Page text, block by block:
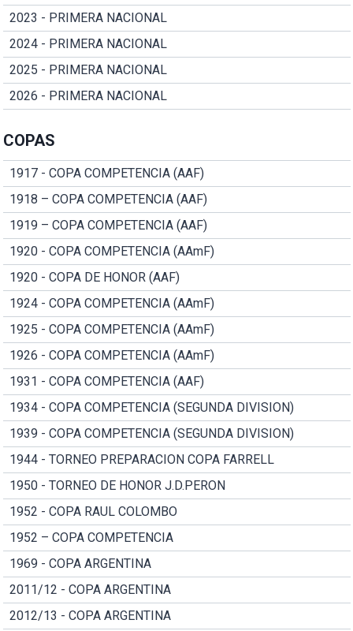
2023 - PRIMERA NACIONAL
2024 - PRIMERA NACIONAL
2025 - PRIMERA NACIONAL
2026 - PRIMERA NACIONAL
COPAS
1917 - COPA COMPETENCIA (AAF)
1918 – COPA COMPETENCIA (AAF)
1919 – COPA COMPETENCIA (AAF)
1920 - COPA COMPETENCIA (AAmF)
1920 - COPA DE HONOR (AAF)
1924 - COPA COMPETENCIA (AAmF)
1925 - COPA COMPETENCIA (AAmF)
1926 - COPA COMPETENCIA (AAmF)
1931 - COPA COMPETENCIA (AAF)
1934 - COPA COMPETENCIA (SEGUNDA DIVISION)
1939 - COPA COMPETENCIA (SEGUNDA DIVISION)
1944 - TORNEO PREPARACION COPA FARRELL
1950 - TORNEO DE HONOR J.D.PERON
1952 - COPA RAUL COLOMBO
1952 – COPA COMPETENCIA
1969 - COPA ARGENTINA
2011/12 - COPA ARGENTINA
2012/13 - COPA ARGENTINA